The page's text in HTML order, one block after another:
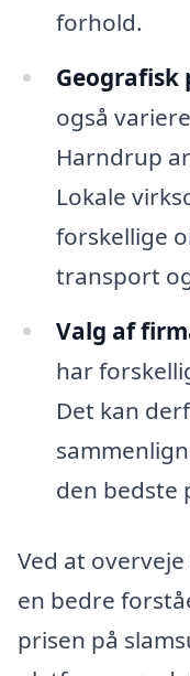
forhold.
Geografisk
også
Harndrup
Lokale
forskellige
transport
Valg af
har
Det kan
den bedste
Ved at
en bedre
prisen på